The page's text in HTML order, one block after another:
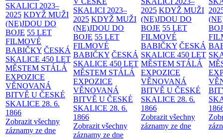
SKALICI 2023–
2025 KDYŽ MUŽI
(NE)JDOU DO
BOJE 55 LET
FILMOVÉ
BABIČKY ČESKÁ
SKALICE 450 LET
MĚSTEM STÁLÁ
EXPOZICE
VĚNOVANÁ
BITVĚ U ČESKÉ
SKALICE 28. 6.
1866
Zobrazit všechny
záznamy ze dne
SKALICI 2023–
2025 KDYŽ MUŽI
(NE)JDOU DO
BOJE 55 LET
FILMOVÉ
BABIČKY ČESKÁ
SKALICE 450 LET
MĚSTEM STÁLÁ
EXPOZICE
VĚNOVANÁ
BITVĚ U ČESKÉ
SKALICE 28. 6.
1866
Zobrazit všechny
záznamy ze dne
2025 KDYŽ MUŽI
(NE)JDOU DO
BOJE 55 LET
FILMOVÉ
BABIČKY ČESKÁ
SKALICE 450 LET
MĚSTEM STÁLÁ
EXPOZICE
VĚNOVANÁ
BITVĚ U ČESKÉ
SKALICE 28. 6.
1866
Zobrazit všechny
záznamy ze dne